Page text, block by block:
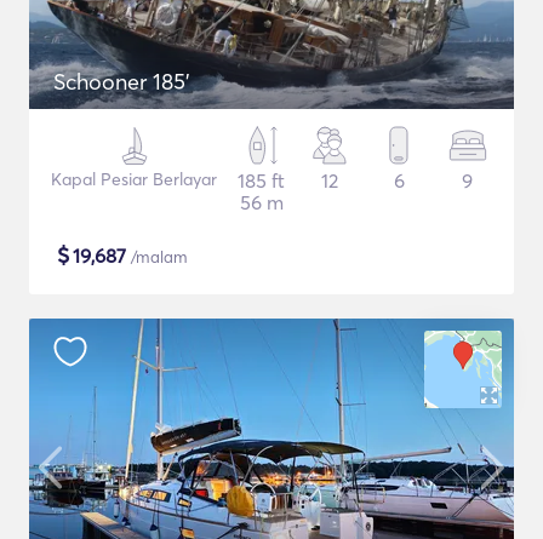
Schooner 185'
Kapal Pesiar Berlayar
185 ft
56 m
12 6 9
$19,687 /malam